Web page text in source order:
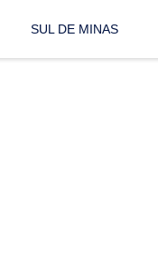
SUL DE MINAS